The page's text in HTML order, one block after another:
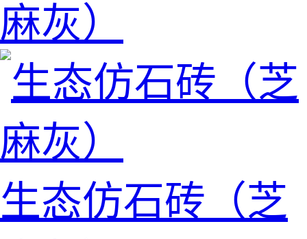
麻灰）
生态仿石砖（芝